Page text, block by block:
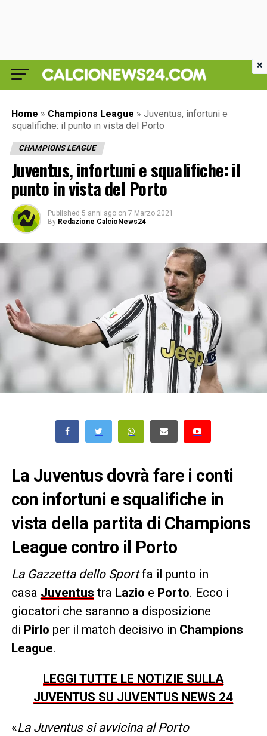
Home » Champions League » Juventus, infortuni e
squalifiche: il punto in vista del Porto
CHAMPIONS LEAGUE
Juventus, infortuni e squalifiche: il
punto in vista del Porto
Published 5 anni ago on 7 Marzo 2021
By Redazione CalcioNews24
La Juventus dovrà fare i conti
con infortuni e squalifiche in
vista della partita di Champions
League contro il Porto
La Gazzetta dello Sportfa il punto in
casa Juventus tra Lazio e Porto. Ecco i
giocatori che saranno a disposizione
di Pirlo per il match decisivo in Champions
League.
LEGGI TUTTE LE NOTIZIE SULLA
JUVENTUS SU JUVENTUS NEWS 24
«La Juventus si avvicina al Porto
×